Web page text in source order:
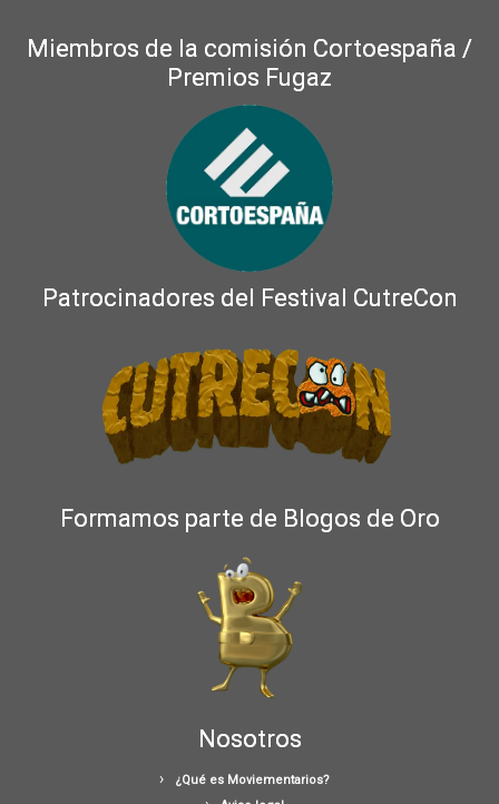
Miembros de la comisión Cortoespaña /
Premios Fugaz
Patrocinadores del Festival CutreCon
Formamos parte de Blogos de Oro
Nosotros
¿Qué es Moviementarios?